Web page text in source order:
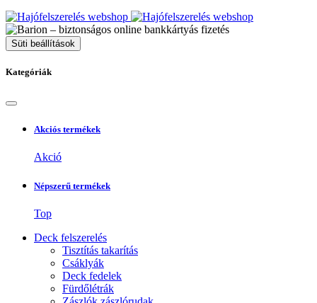
Süti beállítások
Kategóriák
Akciós termékek
Akció
Népszerű termékek
Top
Deck felszerelés
Tisztítás takarítás
Csáklyák
Deck fedelek
Fürdőlétrák